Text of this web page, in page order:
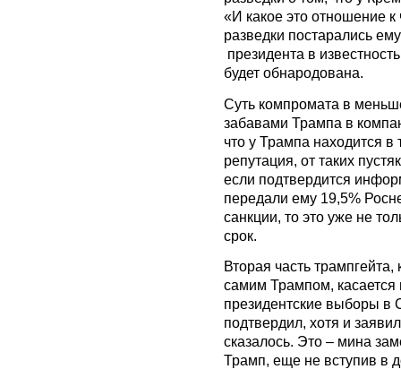
«И какое это отношение
разведки постарались
президента в
будет обнародована.
Суть компромата в
забавами Трампа в
что у Трампа находится в
репутация, от таких
если подтвердится
передали ему 19,5%
санкции, то это уже не
срок.
Вторая часть
самим Трампом,
президентские выборы
подтвердил, хотя и
сказалось. Это – мина
Трамп, еще не вступив в